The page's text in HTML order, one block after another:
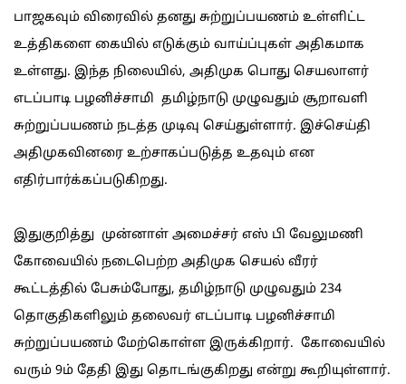
பாஜகவும் விரைவில் தனது சுற்றுப்பயணம் உள்ளிட்ட
உத்திகளை கையில் எடுக்கும் வாய்ப்புகள் அதிகமாக
உள்ளது. இந்த நிலையில், அதிமுக பொது செயலாளர்
எடப்பாடி பழனிச்சாமி தமிழ்நாடு முழுவதும் சூறாவளி
சுற்றுப்பயணம் நடத்த முடிவு செய்துள்ளார். இச்செய்தி
அதிமுகவினரை உற்சாகப்படுத்த உதவும் என
எதிர்பார்க்கப்படுகிறது.
இதுகுறித்து முன்னாள் அமைச்சர் எஸ் பி வேலுமணி
கோவையில் நடைபெற்ற அதிமுக செயல் வீரர்
கூட்டத்தில் பேசும்போது, தமிழ்நாடு முழுவதும் 234
தொகுதிகளிலும் தலைவர் எடப்பாடி பழனிச்சாமி
சுற்றுப்பயணம் மேற்கொள்ள இருக்கிறார். கோவையில்
வரும் 9ம் தேதி இது தொடங்குகிறது என்று கூறியுள்ளார்.